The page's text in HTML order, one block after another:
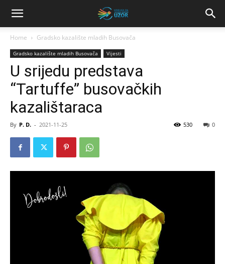
Home Gradsko kazalište mladih Busovača
Gradsko kazalište mladih Busovača Vijesti
U srijedu predstava
“Tartuffe” busovačkih
kazalištaraca
By P. D. - 2021-11-25 0
530